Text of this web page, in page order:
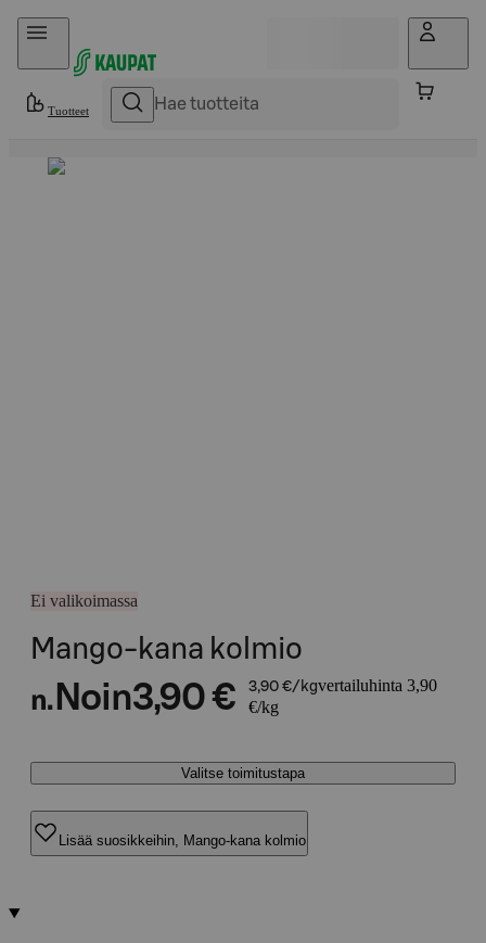
Hyppää sisältöön
Tuotteet
Ei valikoimassa
Mango-kana kolmio
n. Noin3,90 € 3,90 €/kgvertailuhinta 3,90
€/kg
Valitse toimitustapa
Lisää suosikkeihin, Mango-kana kolmio